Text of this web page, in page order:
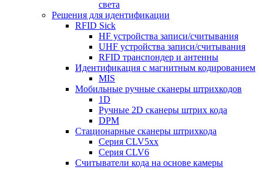
света
Решения для идентификации
RFID Sick
HF устройства записи/считывания
UHF устройства записи/считывания
RFID транспондер и антенны
Идентификация с магнитным кодированием
MIS
Мобильные ручные сканеры штрихкодов
1D
Ручные 2D сканеры штрих кода
DPM
Стационарные сканеры штрихкода
Серия CLV5xx
Серия CLV6
Считыватели кода на основе камеры